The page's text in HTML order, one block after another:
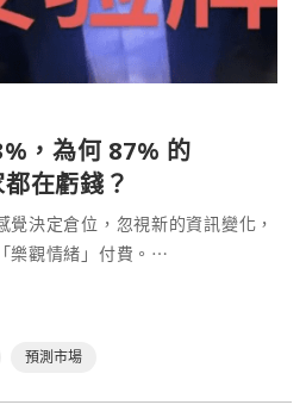
，為何 87% 的
在虧錢？
覺決定倉位，忽視新的資訊變化，
樂觀情緒」付費。⋯
預測市場